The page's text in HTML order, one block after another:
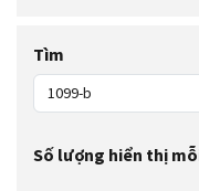
Tìm
Số lượng hiển thị